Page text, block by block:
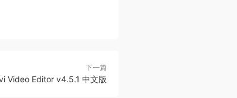
下一篇
Video Editor v4.5.1 中文版